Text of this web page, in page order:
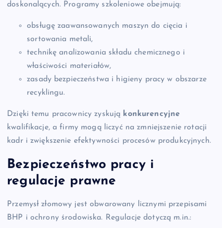
doskonalących. Programy szkoleniowe obejmują:
obsługę zaawansowanych maszyn do cięcia i
sortowania metali,
technikę analizowania składu chemicznego i
właściwości materiałów,
zasady bezpieczeństwa i higieny pracy w obszarze
recyklingu.
Dzięki temu pracownicy zyskują konkurencyjne
kwalifikacje, a firmy mogą liczyć na zmniejszenie rotacji
kadr i zwiększenie efektywności procesów produkcyjnych.
Bezpieczeństwo pracy i
regulacje prawne
Przemysł złomowy jest obwarowany licznymi przepisami
BHP i ochrony środowiska. Regulacje dotyczą m.in.: